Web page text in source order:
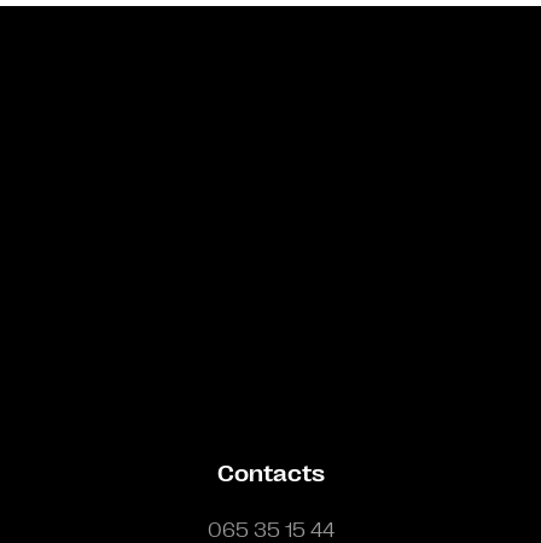
Contacts
065 35 15 44